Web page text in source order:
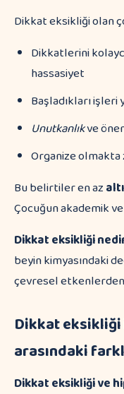
Dikkat eksikliği olan
Dikkatlerini
hassasiyet
Başladıkları işleri
Unutkanlıkve
Organize
Bu belirtiler en az
Çocuğun akademik
Dikkat eksikliği
beyin kimyasındaki
çevresel
Dikkat
arasındaki
Dikkat eksikliği ve